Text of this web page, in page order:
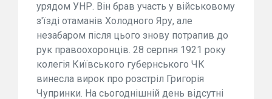
урядом УНР. Він брав участь у військовому
з'їзді отаманів Холодного Яру, але
незабаром після цього знову потрапив до
рук правоохоронців. 28 серпня 1921 року
колегія Київського губернського ЧК
винесла вирок про розстріл Григорія
Чупринки. На сьогоднішній день відсутні